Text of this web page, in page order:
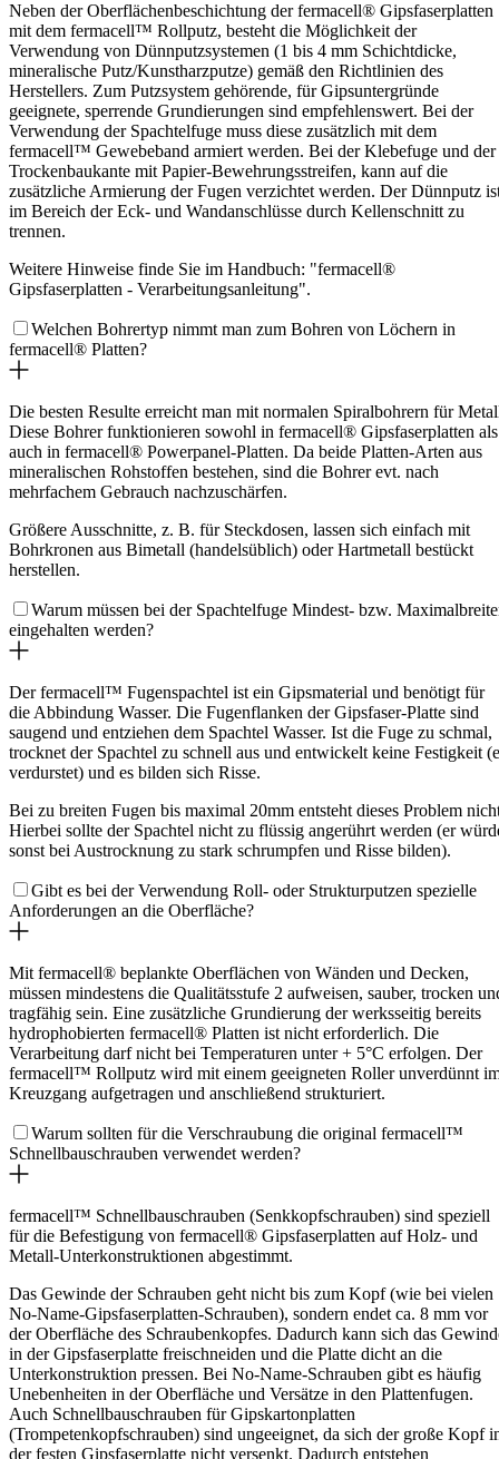
Neben der Oberflächenbeschichtung der fermacell® Gipsfaserplatten
mit dem fermacell™ Rollputz, besteht die Möglichkeit der
Verwendung von Dünnputzsystemen (1 bis 4 mm Schichtdicke,
mineralische Putz/Kunstharzputze) gemäß den Richtlinien des
Herstellers. Zum Putzsystem gehörende, für Gipsuntergründe
geeignete, sperrende Grundierungen sind empfehlenswert. Bei der
Verwendung der Spachtelfuge muss diese zusätzlich mit dem
fermacell™ Gewebeband armiert werden. Bei der Klebefuge und der
Trockenbaukante mit Papier-Bewehrungsstreifen, kann auf die
zusätzliche Armierung der Fugen verzichtet werden. Der Dünnputz
im Bereich der Eck- und Wandanschlüsse durch Kellenschnitt zu
trennen.
Weitere Hinweise finde Sie im Handbuch: "fermacell®
Gipsfaserplatten - Verarbeitungsanleitung".
Welchen Bohrertyp nimmt man zum Bohren von Löchern in
fermacell® Platten?
Die besten Resulte erreicht man mit normalen Spiralbohrern für
Diese Bohrer funktionieren sowohl in fermacell® Gipsfaserplatten als
auch in fermacell® Powerpanel-Platten. Da beide Platten-Arten aus
mineralischen Rohstoffen bestehen, sind die Bohrer evt. nach
mehrfachem Gebrauch nachzuschärfen.
Größere Ausschnitte, z. B. für Steckdosen, lassen sich einfach mit
Bohrkronen aus Bimetall (handelsüblich) oder Hartmetall bestückt
herstellen.
Warum müssen bei der Spachtelfuge Mindest- bzw.
eingehalten werden?
Der fermacell™ Fugenspachtel ist ein Gipsmaterial und benötigt für
die Abbindung Wasser. Die Fugenflanken der Gipsfaser-Platte sind
saugend und entziehen dem Spachtel Wasser. Ist die Fuge zu schmal,
trocknet der Spachtel zu schnell aus und entwickelt keine Festigkeit
verdurstet) und es bilden sich Risse.
Bei zu breiten Fugen bis maximal 20mm entsteht dieses Problem
Hierbei sollte der Spachtel nicht zu flüssig angerührt werden (er
sonst bei Austrocknung zu stark schrumpfen und Risse bilden).
Gibt es bei der Verwendung Roll- oder Strukturputzen spezielle
Anforderungen an die Oberfläche?
Mit fermacell® beplankte Oberflächen von Wänden und Decken,
müssen mindestens die Qualitätsstufe 2 aufweisen, sauber, trocken
tragfähig sein. Eine zusätzliche Grundierung der werksseitig bereits
hydrophobierten fermacell® Platten ist nicht erforderlich. Die
Verarbeitung darf nicht bei Temperaturen unter + 5°C erfolgen. Der
fermacell™ Rollputz wird mit einem geeigneten Roller unverdünnt
Kreuzgang aufgetragen und anschließend strukturiert.
Warum sollten für die Verschraubung die original fermacell™
Schnellbauschrauben verwendet werden?
fermacell™ Schnellbauschrauben (Senkkopfschrauben) sind speziell
für die Befestigung von fermacell® Gipsfaserplatten auf Holz- und
Metall-Unterkonstruktionen abgestimmt.
Das Gewinde der Schrauben geht nicht bis zum Kopf (wie bei vielen
No-Name-Gipsfaserplatten-Schrauben), sondern endet ca. 8 mm vor
der Oberfläche des Schraubenkopfes. Dadurch kann sich das
in der Gipsfaserplatte freischneiden und die Platte dicht an die
Unterkonstruktion pressen. Bei No-Name-Schrauben gibt es häufig
Unebenheiten in der Oberfläche und Versätze in den Plattenfugen.
Auch Schnellbauschrauben für Gipskartonplatten
(Trompetenkopfschrauben) sind ungeeignet, da sich der große Kopf
der festen Gipsfaserplatte nicht versenkt. Dadurch entstehen